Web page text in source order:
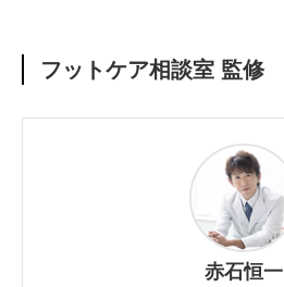
フットケア相談室 監修
赤石恒一